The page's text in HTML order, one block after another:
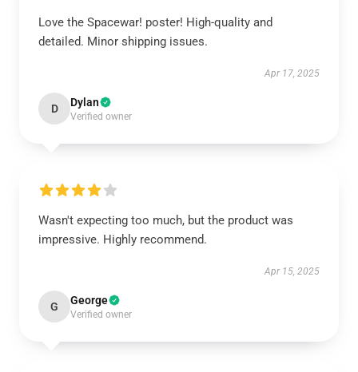
Love the Spacewar! poster! High-quality and
detailed. Minor shipping issues.
Apr 17, 2025
D Dylan
Verified owner
Wasn't expecting too much, but the product was
impressive. Highly recommend.
Apr 15, 2025
G George
Verified owner